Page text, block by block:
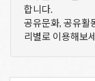
합니다.
공유문화, 공유활
리별로 이용해보